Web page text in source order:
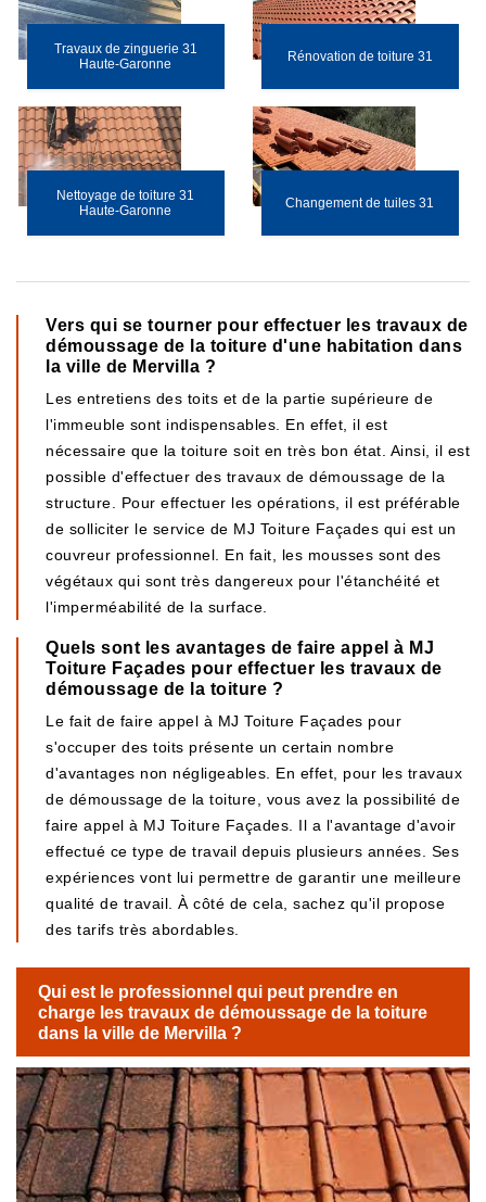
Travaux de zinguerie 31
Haute-Garonne
Rénovation de toiture 31
Nettoyage de toiture 31
Haute-Garonne
Changement de tuiles 31
Vers qui se tourner pour effectuer les travaux de
démoussage de la toiture d'une habitation dans
la ville de Mervilla ?
Les entretiens des toits et de la partie supérieure de
l'immeuble sont indispensables. En effet, il est
nécessaire que la toiture soit en très bon état. Ainsi, il est
possible d'effectuer des travaux de démoussage de la
structure. Pour effectuer les opérations, il est préférable
de solliciter le service de MJ Toiture Façades qui est un
couvreur professionnel. En fait, les mousses sont des
végétaux qui sont très dangereux pour l'étanchéité et
l'imperméabilité de la surface.
Quels sont les avantages de faire appel à MJ
Toiture Façades pour effectuer les travaux de
démoussage de la toiture ?
Le fait de faire appel à MJ Toiture Façades pour
s'occuper des toits présente un certain nombre
d'avantages non négligeables. En effet, pour les travaux
de démoussage de la toiture, vous avez la possibilité de
faire appel à MJ Toiture Façades. Il a l'avantage d'avoir
effectué ce type de travail depuis plusieurs années. Ses
expériences vont lui permettre de garantir une meilleure
qualité de travail. À côté de cela, sachez qu'il propose
des tarifs très abordables.
Qui est le professionnel qui peut prendre en
charge les travaux de démoussage de la toiture
dans la ville de Mervilla ?